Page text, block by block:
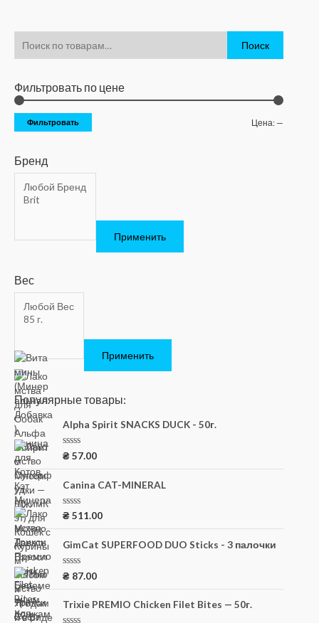
Поиск
Фильтровать по цене
Фильтровать Цена: —
Бренд
Применить
Вес
Применить
Популярные товары:
Alpha Spirit SNACKS DUCK - 50г.
О
н
к
а
0
и
₴ 57.00
Canina CAT-MINERAL
О
н
к
а
0
и
₴ 511.00
GimCat SUPERFOOD DUO Sticks - 3 палочки
О
н
к
а
₴ 87.00
Trixie PREMIO Chicken Filet Bites — 50г.